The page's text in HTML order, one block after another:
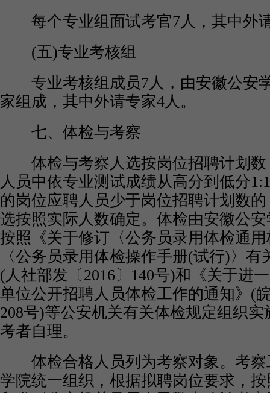
每个专业组面试考官7人，其中外
(五)专业考核组
专业考核组成员7人，由安徽公安
家组成，其中外请专家4人。
七、体检与考察
体检与考察人选按岗位招聘计划数
人员中依专业测试成绩从高分到低分
的岗位应聘人员少于岗位招聘计划数
选按照实际人数确定。体检由安徽公
按照《关于修订〈公务员录用体检通
〈公务员录用体检操作手册(试行)〉有
(人社部发〔2016〕140号)和《关于进
单位公开招聘人员体检工作的通知》(
208号)等公安机关有关体检规定组织
考者自理。
体检合格人员列为考察对象。考察
学院统一组织，根据拟聘岗位要求，